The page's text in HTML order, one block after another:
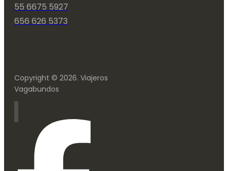
55 6675 5927
656 626 5373
Copyright © 2026. Viajeros
Vagabundos